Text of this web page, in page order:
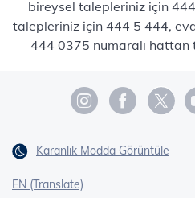
bireysel talepleriniz için
talepleriniz için 444 5 444,
444 0375 numaralı hattan
Karanlık Modda Görüntüle
EN (Translate)